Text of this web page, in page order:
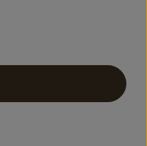
hinzufügen